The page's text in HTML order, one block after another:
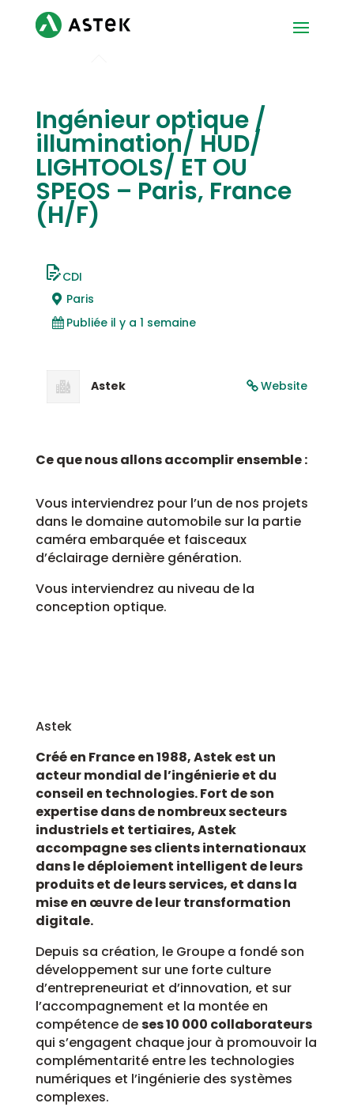
Ingénieur optique /
illumination/ HUD/
LIGHTOOLS/ ET OU
SPEOS – Paris, France
(H/F)
CDI
Paris
Publiée il y a 1 semaine
Website
Astek
Ce que nous allons accomplir ensemble :
Vous interviendrez pour l’un de nos projets
dans le domaine automobile sur la partie
caméra embarquée et faisceaux
d’éclairage dernière génération.
Vous interviendrez au niveau de la
conception optique.
Astek
Créé en France en 1988, Astek est un
acteur mondial de l’ingénierie et du
conseil en technologies. Fort de son
expertise dans de nombreux secteurs
industriels et tertiaires, Astek
accompagne ses clients internationaux
dans le déploiement intelligent de leurs
produits et de leurs services, et dans la
mise en œuvre de leur transformation
digitale.
Depuis sa création, le Groupe a fondé son
développement sur une forte culture
d’entrepreneuriat et d’innovation, et sur
l’accompagnement et la montée en
compétence deses 10 000 collaborateurs
qui s’engagent chaque jour à promouvoir la
complémentarité entre les technologies
numériques et l’ingénierie des systèmes
complexes.